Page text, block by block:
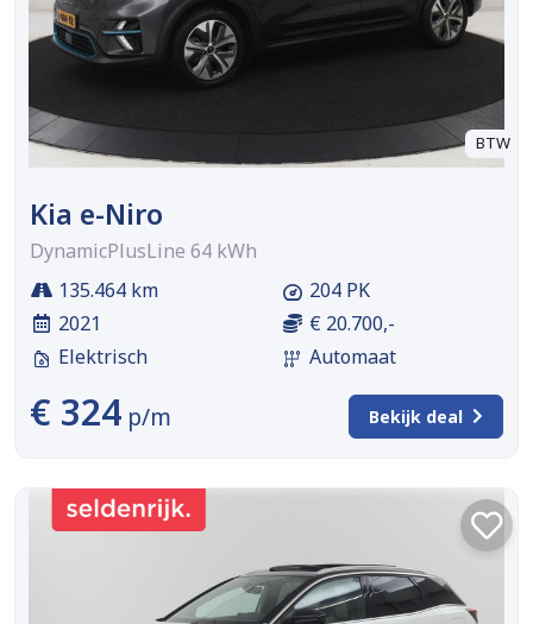
BTW
Kia e-Niro
DynamicPlusLine 64 kWh
135.464 km
2021
Elektrisch
204 PK
€ 20.700,-
Automaat
€ 324 p/m Bekijk deal